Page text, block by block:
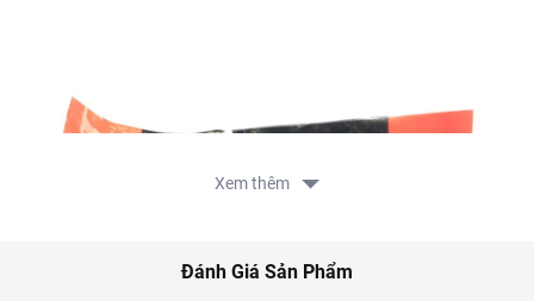
Xem thêm
Đánh Giá Sản Phẩm